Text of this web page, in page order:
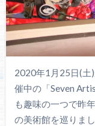
2020年1月25日(土
催中の「Seven
も趣味の一つで昨
の美術館を巡りま